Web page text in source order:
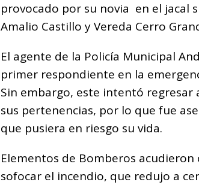
provocado por su novia en el jacal
Amalio Castillo y Vereda Cerro
El agente de la Policía Municipal
primer respondiente en la
Sin embargo, este intentó regresar
sus pertenencias, por lo que fue
que pusiera en riesgo su vida.
Elementos de Bomberos
sofocar el incendio, que redujo a